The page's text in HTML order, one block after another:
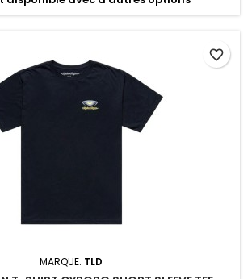
MARQUE: TLD
favorite_border